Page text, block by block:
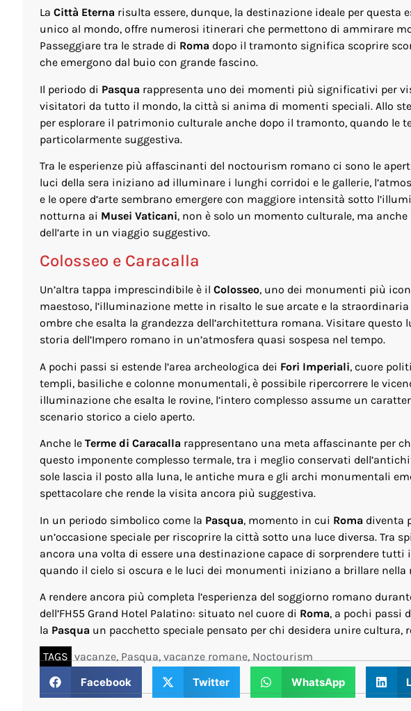
La Città Eterna risulta essere, dunque, la destinazione ideale per
unico al mondo, offre numerosi itinerari che permettono di ammirare
Passeggiare tra le strade di Roma dopo il tramonto significa scoprire
che emergono dal buio con grande fascino.
Il periodo di Pasqua rappresenta uno dei momenti più significativi per
visitatori da tutto il mondo, la città si anima di momenti speciali. Allo
per esplorare il patrimonio culturale anche dopo il tramonto, quando le
particolarmente suggestiva.
Tra le esperienze più affascinanti del noctourism romano ci sono le
luci della sera iniziano ad illuminare i lunghi corridoi e le gallerie,
e le opere d’arte sembrano emergere con maggiore intensità sotto
notturna ai Musei Vaticani, non è solo un momento culturale, ma
dell’arte in un viaggio suggestivo.
Colosseo e Caracalla
Un’altra tappa imprescindibile è il Colosseo, uno dei monumenti più
maestoso, l’illuminazione mette in risalto le sue arcate e la
ombre che esalta la grandezza dell’architettura romana. Visitare
storia dell’Impero romano in un’atmosfera quasi sospesa nel tempo.
A pochi passi si estende l’area archeologica dei Fori Imperiali, cuore
templi, basiliche e colonne monumentali, è possibile ripercorrere le
illuminazione che esalta le rovine, l’intero complesso assume un
scenario storico a cielo aperto.
Anche le Terme di Caracalla rappresentano una meta affascinante per
questo imponente complesso termale, tra i meglio conservati
sole lascia il posto alla luna, le antiche mura e gli archi monumentali
spettacolare che rende la visita ancora più suggestiva.
In un periodo simbolico come la Pasqua, momento in cui Roma diventa
un’occasione speciale per riscoprire la città sotto una luce diversa. Tra
ancora una volta di essere una destinazione capace di sorprendere
quando il cielo si oscura e le luci dei monumenti iniziano a brillare nella
A rendere ancora più completa l’esperienza del soggiorno romano
dell’FH55 Grand Hotel Palatino: situato nel cuore di Roma, a pochi passi
la Pasqua un pacchetto speciale pensato per chi desidera unire cultura,
TAGS vacanze, Pasqua, vacanze romane, Noctourism
Facebook
Twitter WhatsApp